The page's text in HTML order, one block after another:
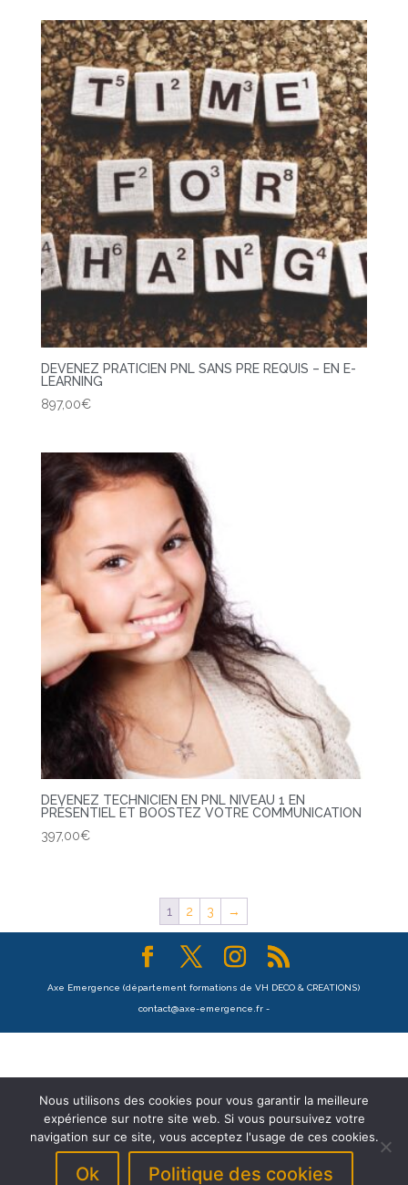
DEVENEZ PRATICIEN PNL SANS PRE REQUIS – EN E-
LEARNING
897,00€
DEVENEZ TECHNICIEN EN PNL NIVEAU 1 EN
PRÉSENTIEL ET BOOSTEZ VOTRE COMMUNICATION
397,00€
1 2 3 →
Axe Emergence (département formations de VH DECO & CREATIONS)
contact@axe-emergence.fr -
Nous utilisons des cookies pour vous garantir la meilleure
expérience sur notre site web. Si vous poursuivez votre
navigation sur ce site, vous acceptez l'usage de ces cookies.
Ok Politique des cookies